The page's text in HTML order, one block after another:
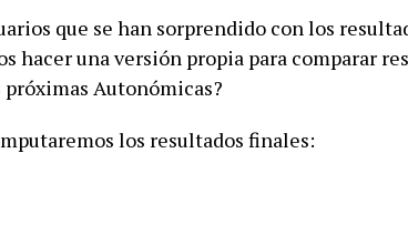
que se han sorprendido con los
hacer una versión propia para comparar
Autonómicas?
los resultados finales: